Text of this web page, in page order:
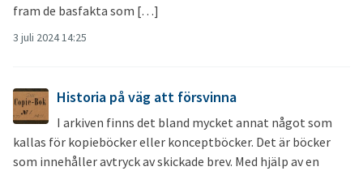
fram de basfakta som […]
3 juli 2024 14:25
Historia på väg att försvinna
I arkiven finns det bland mycket annat något som
kallas för kopieböcker eller konceptböcker. Det är böcker
som innehåller avtryck av skickade brev. Med hjälp av en